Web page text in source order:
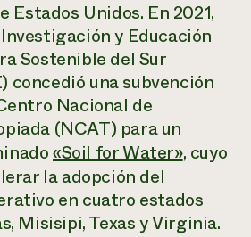
Estados Unidos. En 2021,
y Educación
Sostenible del Sur
concedió una subvención
Nacional de
(NCAT) para un
«Soil for Water», cuyo
la adopción del
en cuatro estados
Misisipi, Texas y Virginia.